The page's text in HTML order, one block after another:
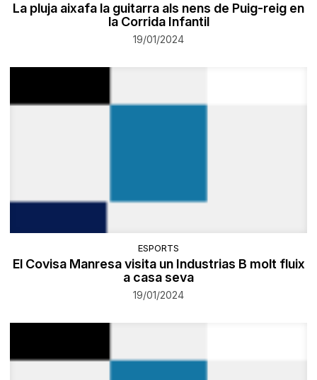
La pluja aixafa la guitarra als nens de Puig-reig en
la Corrida Infantil
19/01/2024
ESPORTS
El Covisa Manresa visita un Industrias B molt fluix
a casa seva
19/01/2024